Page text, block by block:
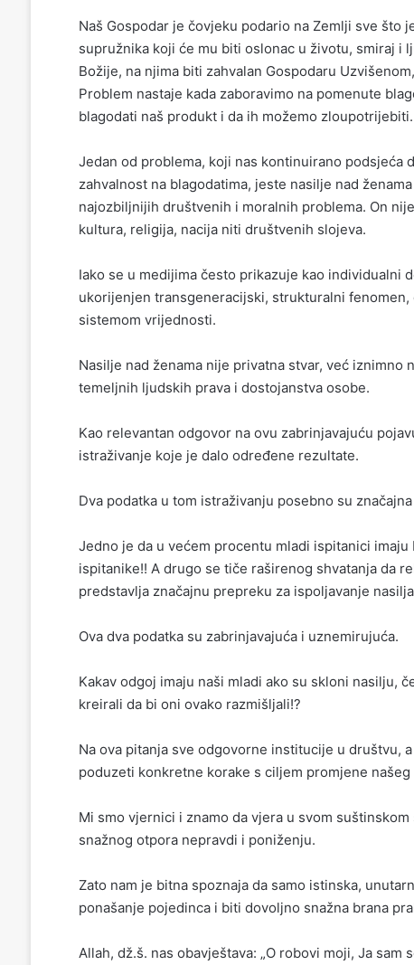
Naš Gospodar je čovjeku podario na Zemlji sve što
supružnika koji će mu biti oslonac u životu, smiraj i
Božije, na njima biti zahvalan Gospodaru
Problem nastaje kada zaboravimo na pomenute
blagodati naš produkt i da ih možemo
Jedan od problema, koji nas kontinuirano podsjeća
zahvalnost na blagodatima, jeste nasilje nad
najozbiljnijih društvenih i moralnih problema. On
kultura, religija, nacija niti društvenih slojeva.
Iako se u medijima često prikazuje kao individualni
ukorijenjen transgeneracijski, strukturalni
sistemom vrijednosti.
Nasilje nad ženama nije privatna stvar, već
temeljnih ljudskih prava i dostojanstva osobe.
Kao relevantan odgovor na ovu zabrinjavajuću
istraživanje koje je dalo određene rezultate.
Dva podatka u tom istraživanju posebno su značajna
Jedno je da u većem procentu mladi ispitanici
ispitanike!! A drugo se tiče raširenog shvatanja da
predstavlja značajnu prepreku za ispoljavanje
Ova dva podatka su zabrinjavajuća i uznemirujuća.
Kakav odgoj imaju naši mladi ako su skloni nasilju,
kreirali da bi oni ovako razmišljali!?
Na ova pitanja sve odgovorne institucije u društvu,
poduzeti konkretne korake s ciljem promjene
Mi smo vjernici i znamo da vjera u svom
snažnog otpora nepravdi i poniženju.
Zato nam je bitna spoznaja da samo istinska,
ponašanje pojedinca i biti dovoljno snažna brana
Allah, dž.š. nas obavještava: „O robovi moji, Ja